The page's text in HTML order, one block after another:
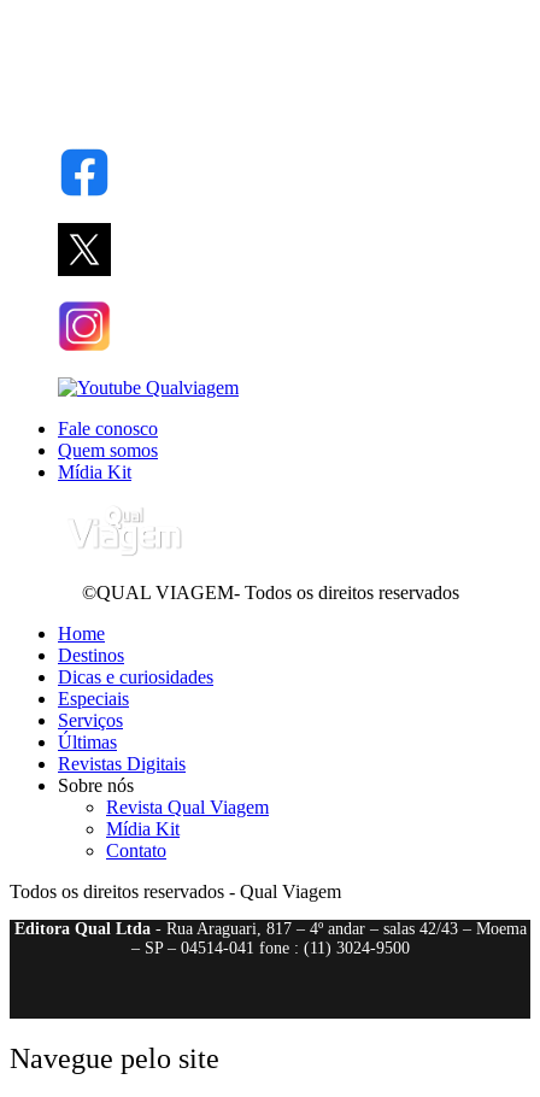
Fale conosco
Quem somos
Mídia Kit
©QUAL VIAGEM- Todos os direitos reservados
Home
Destinos
Dicas e curiosidades
Especiais
Serviços
Últimas
Revistas Digitais
Sobre nós
Revista Qual Viagem
Mídia Kit
Contato
Todos os direitos reservados - Qual Viagem
Editora Qual Ltda- Rua Araguari, 817 – 4º andar – salas 42/43 – Moema
– SP – 04514-041 fone : (11) 3024-9500
Navegue pelo site